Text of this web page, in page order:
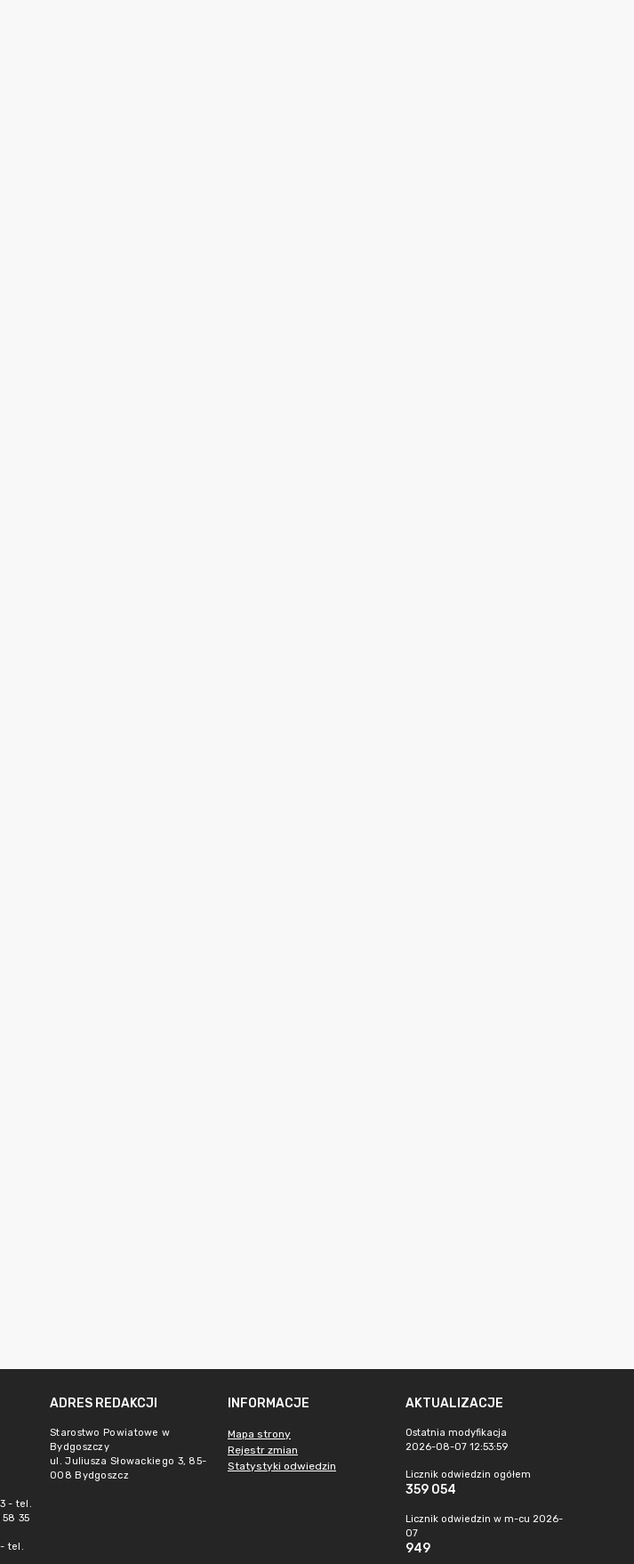
- tel.
35
tel.
ADRES REDAKCJI
Starostwo Powiatowe w
Bydgoszczy
ul. Juliusza Słowackiego 3, 85-
008 Bydgoszcz
INFORMACJE
Mapa strony
Rejestr zmian
Statystyki odwiedzin
AKTUALIZACJE
Ostatnia modyfikacja
2026-08-07 12:53:59
Licznik odwiedzin ogółem
359 054
Licznik odwiedzin w m-cu 2026-
07
949